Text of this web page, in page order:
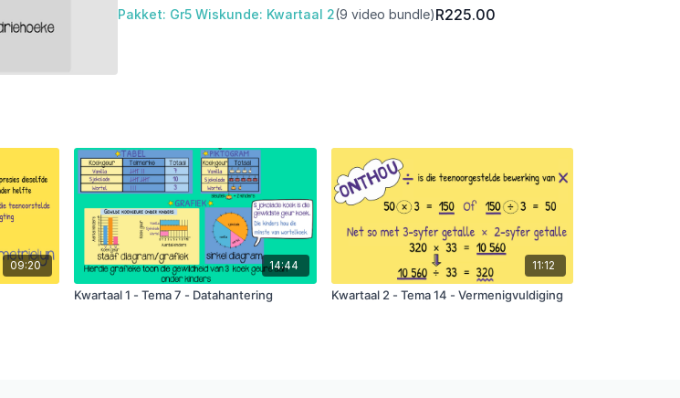
Pakket: Gr5 Wiskunde: Kwartaal 2(9 video bundle)R225.00
09:20 14:44
Kwartaal 1 - Tema 7 - Datahantering
11:12
Kwartaal 2 - Tema 14 - Vermenigvuldiging